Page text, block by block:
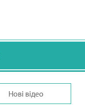
Нові відео